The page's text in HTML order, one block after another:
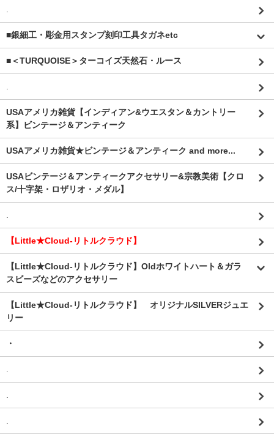
■銀細工・彫金用スタンプ刻印工具タガネetc
■＜TURQUOISE＞ターコイズ天然石・ルース
USAアメリカ雑貨【インディアン&ウエスタン＆カントリー
系】ビンテージ＆アンティーク
USAアメリカ雑貨★ビンテージ＆アンティーク and more...
USAビンテージ＆アンティークアクセサリー&宗教美術【クロ
ス/十字架・ロザリオ・メダル】
【Little★Cloud-リトルクラウド】
【Little★Cloud-リトルクラウド】Oldホワイトハート＆ガラ
スビーズなどのアクセサリー
【Little★Cloud-リトルクラウド】 オリジナルSILVERジュエ
リー
・